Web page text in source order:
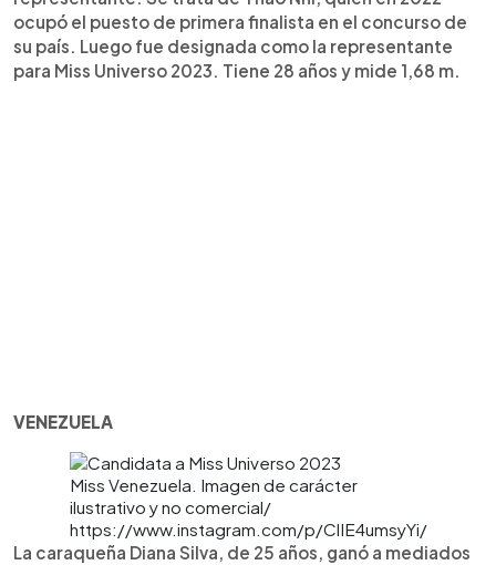
ocupó el puesto de primera finalista en el concurso de
su país. Luego fue designada como la representante
para Miss Universo 2023. Tiene 28 años y mide 1,68 m.
VENEZUELA
Miss Venezuela. Imagen de carácter
ilustrativo y no comercial/
https://www.instagram.com/p/ClIE4umsyYi/
La caraqueña Diana Silva, de 25 años, ganó a mediados